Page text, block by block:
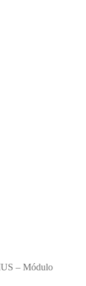
– Módulo